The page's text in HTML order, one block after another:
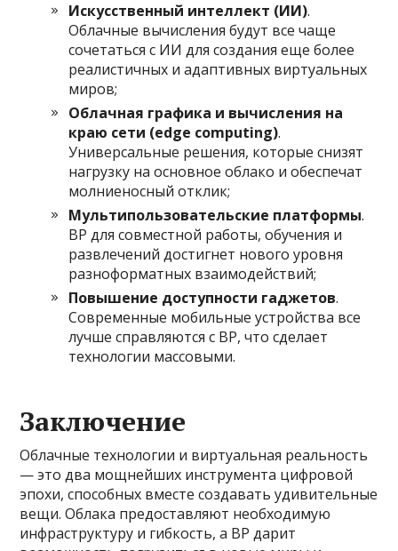
Искусственный интеллект (ИИ).
Облачные вычисления будут все чаще
сочетаться с ИИ для создания еще более
реалистичных и адаптивных виртуальных
миров;
Облачная графика и вычисления на
краю сети (edge computing).
Универсальные решения, которые снизят
нагрузку на основное облако и обеспечат
молниеносный отклик;
Мультипользовательские платформы.
ВР для совместной работы, обучения и
развлечений достигнет нового уровня
разноформатных взаимодействий;
Повышение доступности гаджетов.
Современные мобильные устройства все
лучше справляются с ВР, что сделает
технологии массовыми.
Заключение
Облачные технологии и виртуальная реальность
— это два мощнейших инструмента цифровой
эпохи, способных вместе создавать удивительные
вещи. Облака предоставляют необходимую
инфраструктуру и гибкость, а ВР дарит